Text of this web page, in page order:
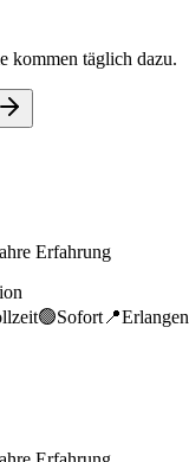
kommen täglich dazu.
Erfahrung
🟢Sofort 📍Erlangen